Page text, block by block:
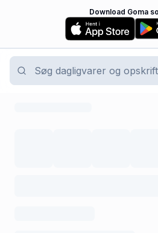
Download Goma